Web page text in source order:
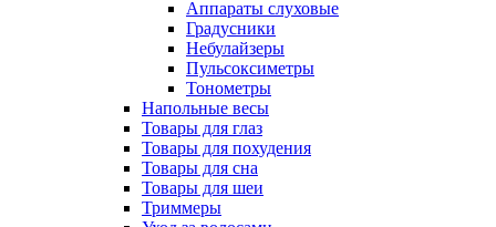
Аппараты слуховые
Градусники
Небулайзеры
Пульсоксиметры
Тонометры
Напольные весы
Товары для глаз
Товары для похудения
Товары для сна
Товары для шеи
Триммеры